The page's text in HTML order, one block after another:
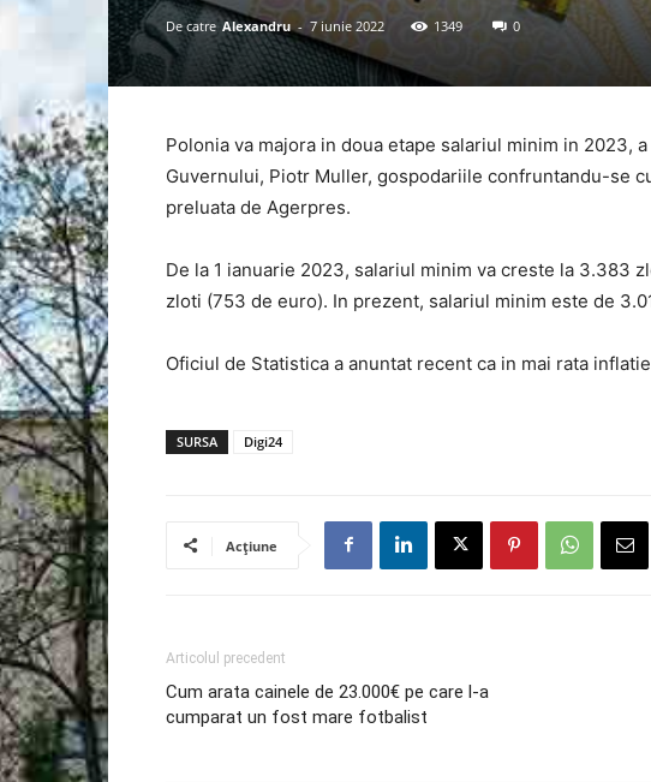
De catre Alexandru - 7 iunie 2022 1349 0
Polonia va majora in doua etape salariul minim in 2023,
Guvernului, Piotr Muller, gospodariile confruntandu-se
preluata de Agerpres.
De la 1 ianuarie 2023, salariul minim va creste la 3.383
zloti (753 de euro). In prezent, salariul minim este de
Oficiul de Statistica a anuntat recent ca in mai rata
SURSA Digi24
Acțiune
Articolul precedent
Cum arata cainele de 23.000€ pe care l-a
cumparat un fost mare fotbalist